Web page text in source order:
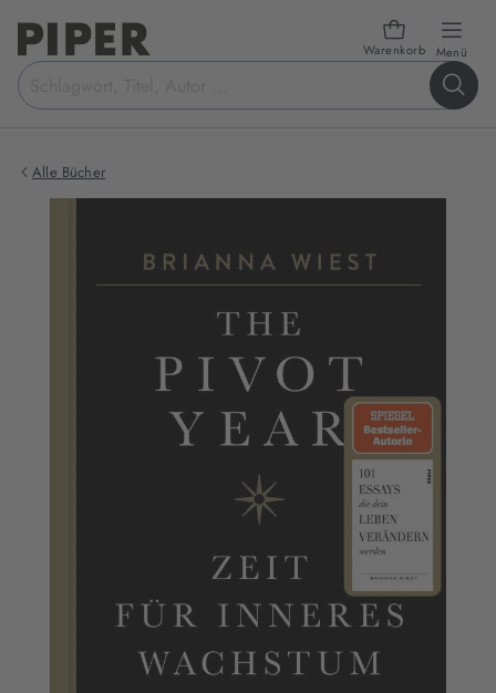
Warenkorb Menü
Suchbegriff
eingeben
Alle Bücher
Produktbilder